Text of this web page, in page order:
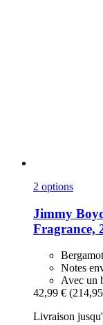
2 options
Jimmy
Fragrance,
Notes
Avec un
42,99 €
Livraison